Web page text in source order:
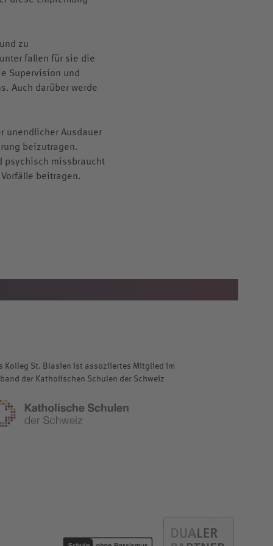
zu
fallen für sie die
Supervision und
Auch darüber werde
unendlicher Ausdauer
beizutragen.
psychisch missbraucht
beitragen.
Kolleg St. Blasien ist assoziiertes Mitglied im
der Katholischen Schulen der Schweiz
schule-ohne-rassismus.org